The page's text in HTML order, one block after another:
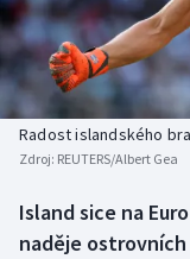
Baseball a softbal
Basketbal
Biatlon
Box
Soutěže
Historické
Aplikace ČT sport
Radost islandského
Zdroj: REUTERS/Albert Gea
Island sice na
naděje